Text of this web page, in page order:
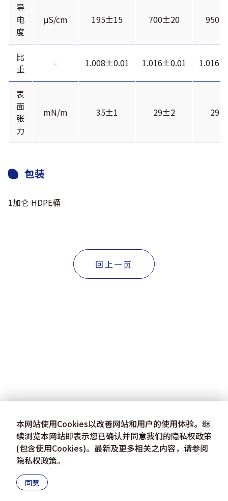
导
电
度
μS/cm 195±15 700±20
比
重
- 1.008±0.01 1.016±0.01
表
面
张
力
mN/m 35±1 29±2
包装
1加仑 HDPE桶
回上一页
本网站使用Cookies以改善网站和用户的使用体验。继
续浏览本网站即表示您已确认并同意我们的隐私权政策
(包含使用Cookies)。最新及更多相关之内容，请参阅
隐私权政策。
同意